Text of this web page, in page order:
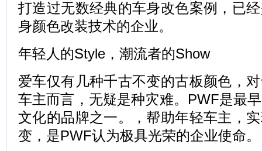
打造过无数经典的车身改色案例，已
身颜色改装技术的企业。
年轻人的Style，潮流者的Show
爱车仅有几种千古不变的古板颜色，
车主而言，无疑是种灾难。PWF是最
文化的品牌之一。，帮助年轻车主，
变，是PWF认为极具光荣的企业使命。